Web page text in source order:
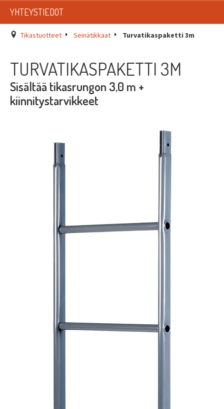
LISTAT
SADEVESIJÄRJESTELMÄT
TIKASTUOTTEET
KATTOLUUKUT JA KATTOLÄPIVIENNIT
TARJOUSTUOTTEET
PYYDÄ TARJOUS ASENNUKSESTA
YHTEYSTIEDOT
Tikastuotteet Seinätikkaat Turvatikaspaketti 3m
TURVATIKASPAKETTI 3M
Sisältää tikasrungon 3,0 m +
kiinnitystarvikkeet